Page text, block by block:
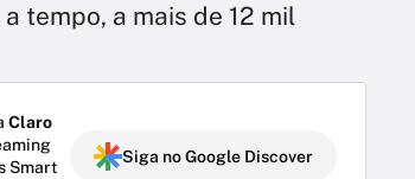
tempo, a mais de 12 mil
Claro
Smart
Siga no Google Discover